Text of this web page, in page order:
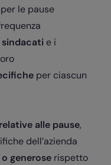
per le pause
sindacati e i
per ciascun
alle pause,
dell’azienda
generose rispetto